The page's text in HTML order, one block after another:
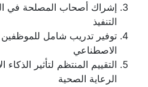
إشراك أصحاب المصلحة في
التنفيذ
توفير تدريب شامل للموظفين
الاصطناعي
التقييم المنتظم لتأثير
الرعاية الصحية